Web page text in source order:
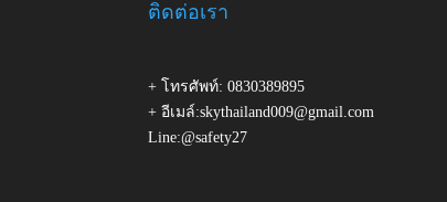
ติดต่อเรา
+ โทรศัพท์: 0830389895
+ อีเมล์:skythailand009@gmail.com
Line:@safety27